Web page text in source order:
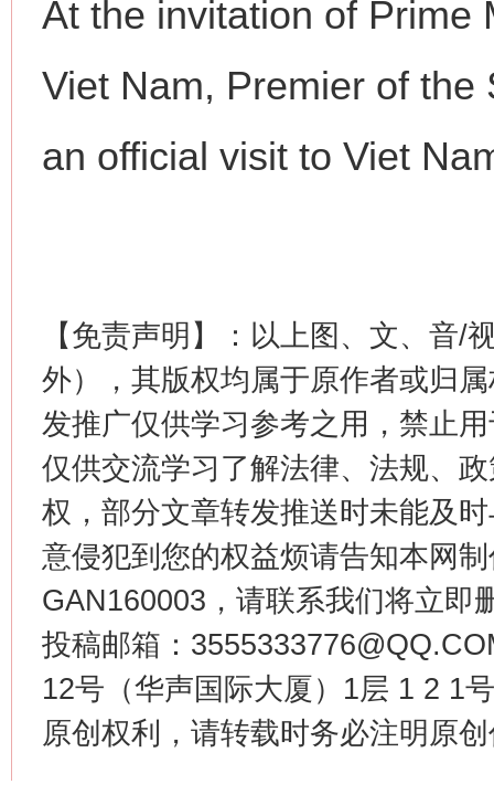
At the invitation of Prime
Viet Nam, Premier of
an official visit to Viet
【免责声明】：以上图、文、音/
外），其版权均属于原作者或归
发推广仅供学习参考之用，禁止
仅供交流学习了解法律、法规、
权，部分文章转发推送时未能及
意侵犯到您的权益烦请告知本网
GAN160003，请联系我们将立即
投稿邮箱：
12号（华声国际大厦）1层 1 2 1
原创权利，请转载时务必注明原